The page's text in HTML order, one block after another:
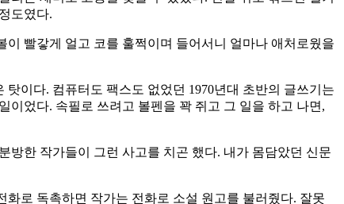
도였다.
빨갛게 얼고 코를 훌쩍이며 들어서니 얼마나 애처로웠을
이다. 컴퓨터도 팩스도 없었던 1970년대 초반의 글쓰기는
이었다. 속필로 쓰려고 볼펜을 꽉 쥐고 그 일을 하고 나면,
방한 작가들이 그런 사고를 치곤 했다. 내가 몸담았던 신문
로 독촉하면 작가는 전화로 소설 원고를 불러줬다. 잘못